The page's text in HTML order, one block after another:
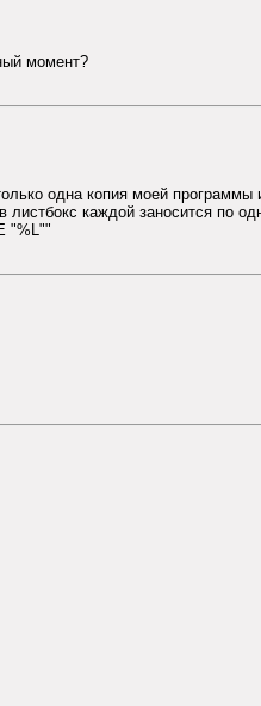
момент?
одна копия моей
листбокс каждой заносится по
"%L""